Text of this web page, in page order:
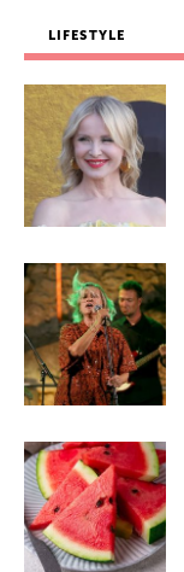
LIFESTYLE